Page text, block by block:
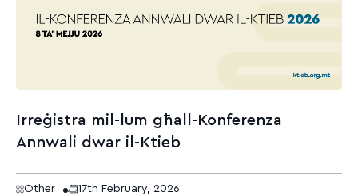
Irreġistra mil-lum għall-Konferenza
Annwali dwar il-Ktieb
Other 17th February, 2026